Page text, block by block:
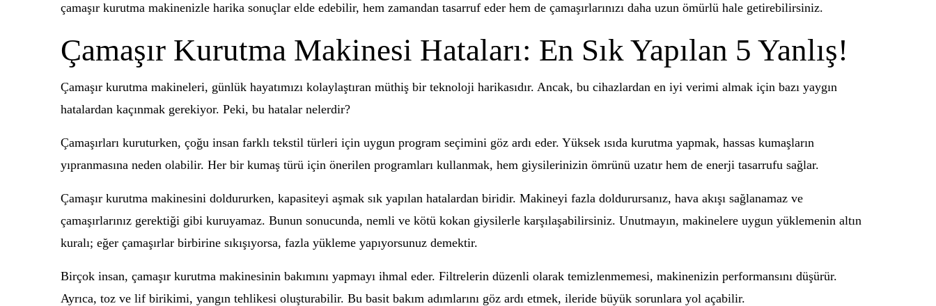
çamaşır kurutma makinenizle harika sonuçlar elde edebilir, hem zamandan tasarruf eder hem de çamaşırlarınızı daha uzun ömürlü hale getirebilirsiniz.
Çamaşır Kurutma Makinesi Hataları: En Sık Yapılan 5 Yanlış!
Çamaşır kurutma makineleri, günlük hayatımızı kolaylaştıran müthiş bir teknoloji harikasıdır. Ancak, bu cihazlardan en iyi verimi almak için bazı yaygın
hatalardan kaçınmak gerekiyor. Peki, bu hatalar nelerdir?
Çamaşırları kuruturken, çoğu insan farklı tekstil türleri için uygun program seçimini göz ardı eder. Yüksek ısıda kurutma yapmak, hassas kumaşların
yıpranmasına neden olabilir. Her bir kumaş türü için önerilen programları kullanmak, hem giysilerinizin ömrünü uzatır hem de enerji tasarrufu sağlar.
Çamaşır kurutma makinesini doldururken, kapasiteyi aşmak sık yapılan hatalardan biridir. Makineyi fazla doldurursanız, hava akışı sağlanamaz ve
çamaşırlarınız gerektiği gibi kuruyamaz. Bunun sonucunda, nemli ve kötü kokan giysilerle karşılaşabilirsiniz. Unutmayın, makinelere uygun yüklemenin altın
kuralı; eğer çamaşırlar birbirine sıkışıyorsa, fazla yükleme yapıyorsunuz demektir.
Birçok insan, çamaşır kurutma makinesinin bakımını yapmayı ihmal eder. Filtrelerin düzenli olarak temizlenmemesi, makinenizin performansını düşürür.
Ayrıca, toz ve lif birikimi, yangın tehlikesi oluşturabilir. Bu basit bakım adımlarını göz ardı etmek, ileride büyük sorunlara yol açabilir.